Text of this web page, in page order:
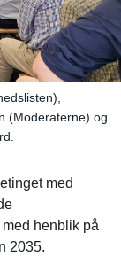
(Moderaterne) og
med
henblik på
2035.